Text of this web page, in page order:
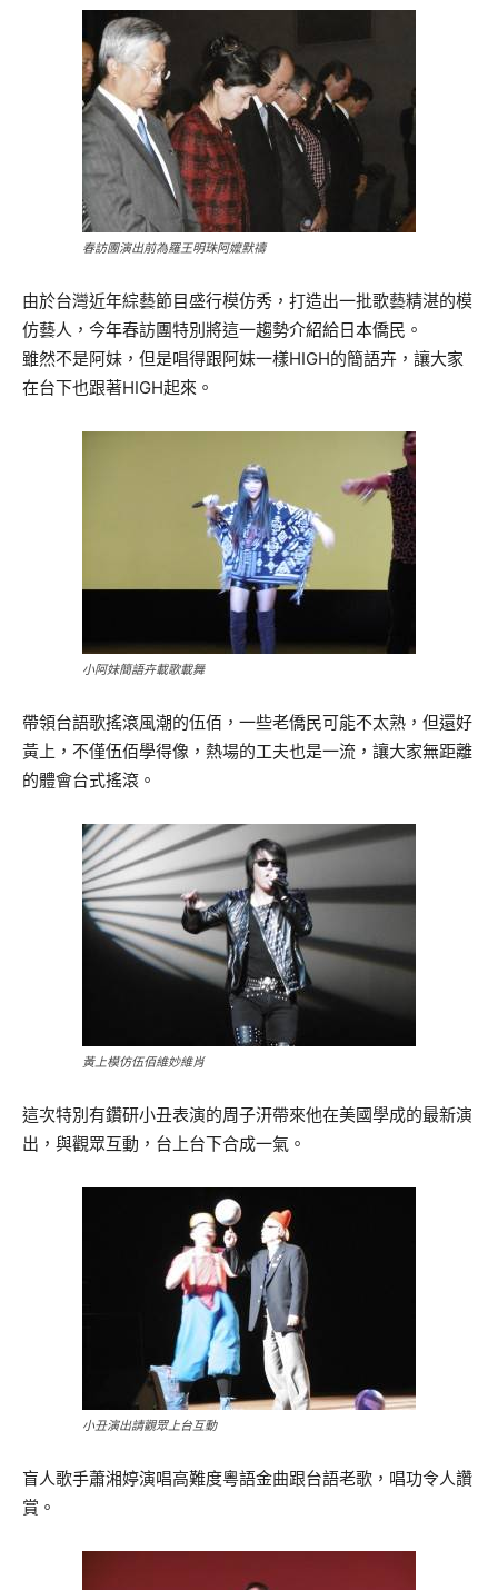
春訪團演出前為羅王明珠阿嬤默禱
由於台灣近年綜藝節目盛行模仿秀，打造出一批歌藝精湛的模
仿藝人，今年春訪團特別將這一趨勢介紹給日本僑民。
雖然不是阿妹，但是唱得跟阿妹一樣HIGH的簡語卉，讓大家
在台下也跟著HIGH起來。
小阿妹簡語卉載歌載舞
帶領台語歌搖滾風潮的伍佰，一些老僑民可能不太熟，但還好
黃上，不僅伍佰學得像，熱場的工夫也是一流，讓大家無距離
的體會台式搖滾。
黃上模仿伍佰維妙維肖
這次特別有鑽研小丑表演的周子汧帶來他在美國學成的最新演
出，與觀眾互動，台上台下合成一氣。
小丑演出請觀眾上台互動
盲人歌手蕭湘婷演唱高難度粵語金曲跟台語老歌，唱功令人讚
賞。